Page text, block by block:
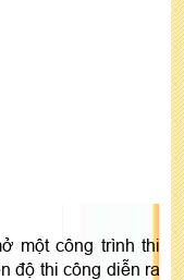
một công trình thi
độ thi công diễn ra